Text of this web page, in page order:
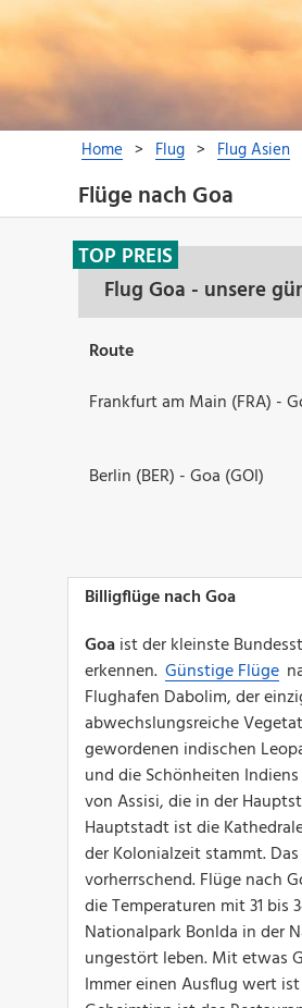
Flüge nach Goa
Flug Goa - unsere
TOP PREIS
Route
Frankfurt am Main (FRA) -
Berlin (BER) - Goa (GOI)
Billigflüge nach Goa
Goaist der kleinste
erkennen. Günstige Flüge
Flughafen Dabolim, der
abwechslungsreiche
gewordenen indischen
und die Schönheiten
von Assisi, die in der
Hauptstadt ist die
der Kolonialzeit stammt.
vorherrschend. Flüge nach
die Temperaturen mit 31 bis
Nationalpark Bonlda in der
ungestört leben. Mit etwas
Immer einen Ausflug wert